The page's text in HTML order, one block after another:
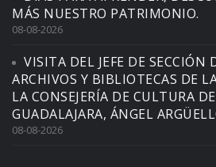
MÁS NUESTRO PATRIMONIO.
08-08-2026
VISITA DEL JEFE DE SECCIÓN
ARCHIVOS Y BIBLIOTECAS DE
LA CONSEJERÍA DE CULTURA
GUADALAJARA, ÁNGEL
08-08-2026